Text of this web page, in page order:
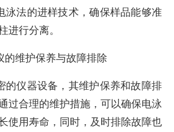
泳法的进样技术，确保样品能够准
进行分离。
的维护保养与故障排除
的仪器设备，其维护保养和故障排
过合理的维护措施，可以确保电泳
使用寿命，同时，及时排除故障也